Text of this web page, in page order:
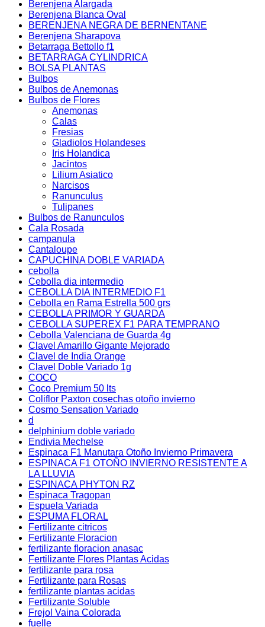
Berenjena Alargada
Berenjena Blanca Oval
BERENJENA NEGRA DE BERNENTANE
Berenjena Sharapova
Betarraga Bettollo f1
BETARRAGA CYLINDRICA
BOLSA PLANTAS
Bulbos
Bulbos de Anemonas
Bulbos de Flores
Anemonas
Calas
Fresias
Gladiolos Holandeses
Iris Holandica
Jacintos
Lilium Asiatico
Narcisos
Ranunculus
Tulipanes
Bulbos de Ranunculos
Cala Rosada
campanula
Cantaloupe
CAPUCHINA DOBLE VARIADA
cebolla
Cebolla dia intermedio
CEBOLLA DIA INTERMEDIO F1
Cebolla en Rama Estrella 500 grs
CEBOLLA PRIMOR Y GUARDA
CEBOLLA SUPEREX F1 PARA TEMPRANO
Cebolla Valenciana de Guarda 4g
Clavel Amarillo Gigante Mejorado
Clavel de India Orange
Clavel Doble Variado 1g
COCO
Coco Premium 50 lts
Coliflor Paxton cosechas otoño invierno
Cosmo Sensation Variado
d
delphinium doble variado
Endivia Mechelse
Espinaca F1 Manutara Otoño Invierno Primavera
ESPINACA F1 OTOÑO INVIERNO RESISTENTE A
LA LLUVIA
ESPINACA PHYTON RZ
Espinaca Tragopan
Espuela Variada
ESPUMA FLORAL
Fertilizante citricos
Fertilizante Floracion
fertilizante floracion anasac
Fertilizante Flores Plantas Acidas
fertilizante para rosa
Fertilizante para Rosas
fertilizante plantas acidas
Fertilizante Soluble
Frejol Vaina Colorada
fuelle